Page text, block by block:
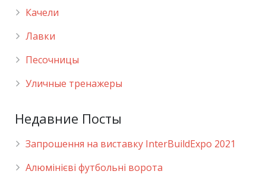
Качели
Лавки
Песочницы
Уличные тренажеры
Недавние Посты
Запрошення на виставку InterBuildExpo 2021
Алюмінієві футбольні ворота